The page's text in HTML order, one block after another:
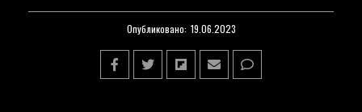
Опубликовано: 19.06.2023